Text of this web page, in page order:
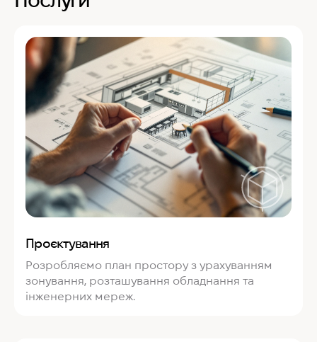
Проєктування
Розробляємо план простору з урахуванням
зонування, розташування обладнання та
інженерних мереж.